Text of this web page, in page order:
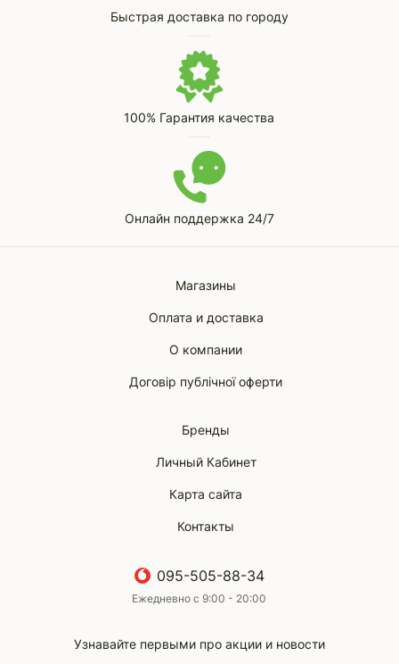
Быстрая доставка по городу
100% Гарантия качества
Онлайн поддержка 24/7
Магазины
Оплата и доставка
О компании
Договір публічної оферти
Бренды
Личный Кабинет
Карта сайта
Контакты
095-505-88-34
Ежедневно с 9:00 - 20:00
Узнавайте первыми про акции и новости